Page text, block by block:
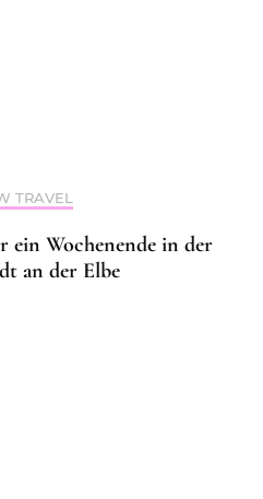
TRAVEL
ein Wochenende in der
an der Elbe